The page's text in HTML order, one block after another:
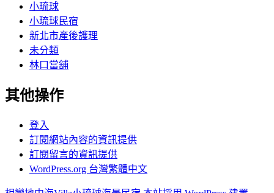
小琉球
小琉球民宿
新北市產後護理
未分類
林口當舖
其他操作
登入
訂閱網站內容的資訊提供
訂閱留言的資訊提供
WordPress.org 台灣繁體中文